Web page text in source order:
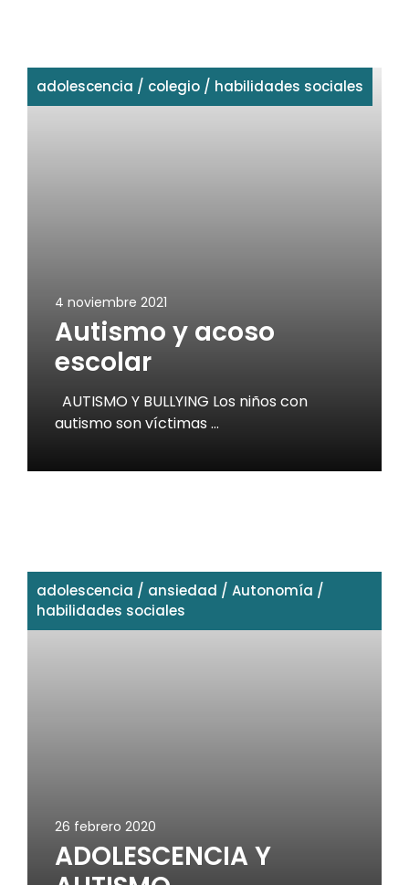
adolescencia / colegio / habilidades sociales
4 noviembre 2021
Autismo y acoso
escolar
AUTISMO Y BULLYING Los niños con
autismo son víctimas …
adolescencia / ansiedad / Autonomía /
habilidades sociales
26 febrero 2020
ADOLESCENCIA Y